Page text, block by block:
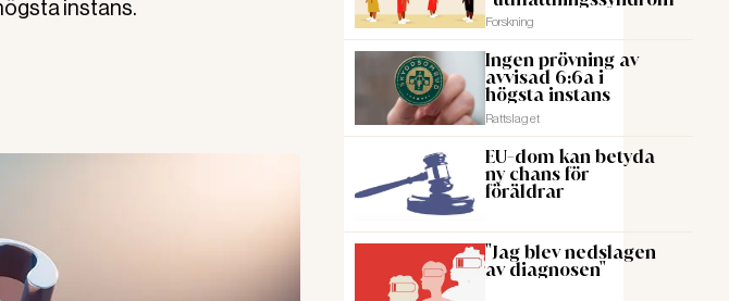
instans.
Forskning
Ingen prövning av
avvisad 6:6a i
högsta instans
Rattslaget
EU-dom kan betyda
ny chans för
föräldrar
"Jag blev nedslagen
av diagnosen"